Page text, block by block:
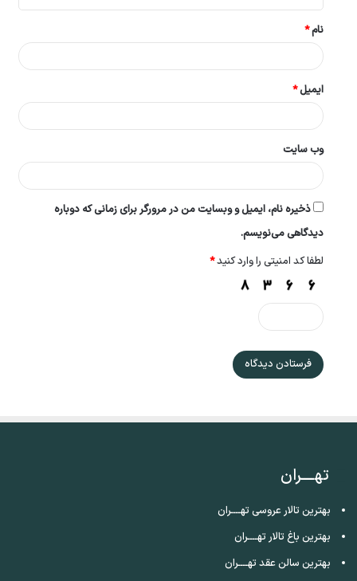
*
نام*
ایمیل*
وب‌ سایت
ذخیره نام، ایمیل و وبسایت من در مرورگر برای زمانی که دوباره
دیدگاهی می‌نویسم.
لطفا کد امنیتی را وارد کنید*
تهــــران
بهترین تالار عروسی تهــــران
بهترین باغ تالار تهــــران
بهترین سالن عقد تهــــران